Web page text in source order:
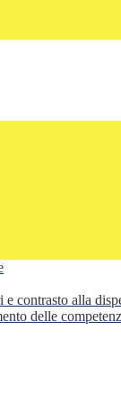
contrasto alla
delle